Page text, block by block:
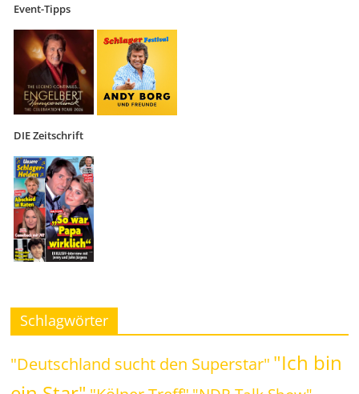
Event-Tipps
DIE Zeitschrift
Schlagwörter
"Deutschland sucht den Superstar" "Ich bin